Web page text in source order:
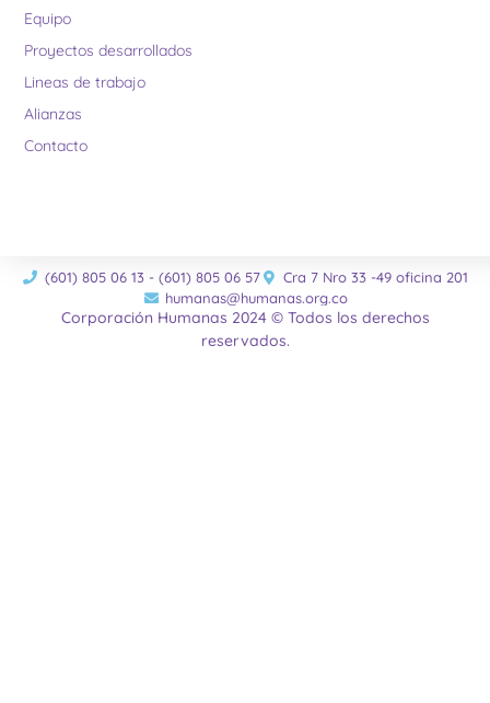
Equipo
Proyectos desarrollados
Lineas de trabajo
Alianzas
Contacto
(601) 805 06 13 - (601) 805 06 57
Cra 7 Nro 33 -49 oficina 201
humanas@humanas.org.co
Corporación Humanas 2024 © Todos los derechos
reservados.